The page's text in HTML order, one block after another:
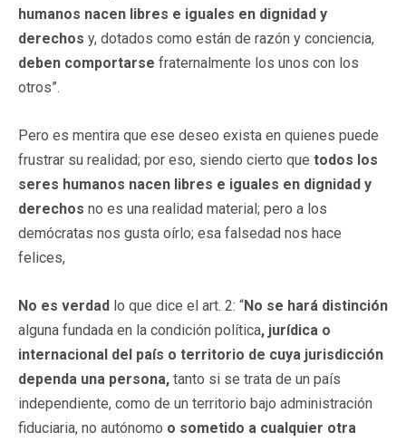
humanos nacen libres e iguales en dignidad y
derechos y, dotados como están de razón y conciencia,
deben comportarse fraternalmente los unos con los
otros”.
Pero es mentira que ese deseo exista en quienes puede
frustrar su realidad; por eso, siendo cierto que todos los
seres humanos nacen libres e iguales en dignidad y
derechos no es una realidad material; pero a los
demócratas nos gusta oírlo; esa falsedad nos hace
felices,
No es verdad lo que dice el art. 2: “No se hará distinción
alguna fundada en la condición política, jurídica o
internacional del país o territorio de cuya jurisdicción
dependa una persona, tanto si se trata de un país
independiente, como de un territorio bajo administración
fiduciaria, no autónomo o sometido a cualquier otra